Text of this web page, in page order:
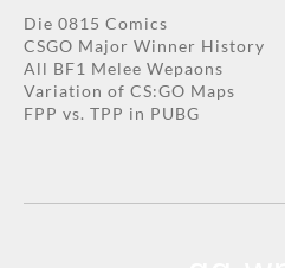
Die 0815 Comics
CSGO Major Winner History
All BF1 Melee Wepaons
Variation of CS:GO Maps
FPP vs. TPP in PUBG